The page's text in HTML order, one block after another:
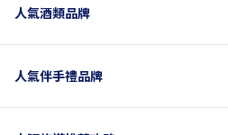
人氣酒類品牌
人氣伴手禮品牌